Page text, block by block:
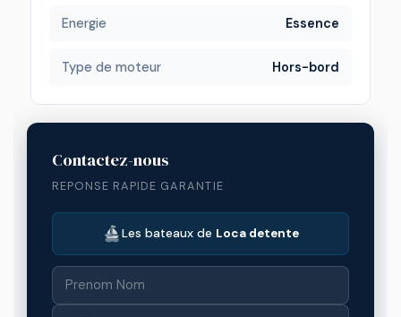
Energie Essence
Type de moteur Hors-bord
Contactez-nous
REPONSE RAPIDE GARANTIE
Les bateaux de Loca detente